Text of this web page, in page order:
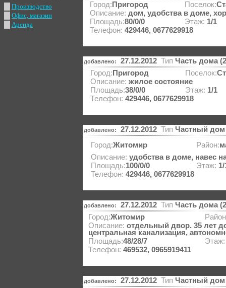
Производство
Офис, магазин
Аренда
Город: Пригород Поселок:
Описание: дом, удобства в доме,
Площадь:80/0/0 Этаж: 1/1
Телефон: 429446, 0677629918
добавлено: 27.12.2012 Тип Часть дома
Город: Пригород Поселок:
Описание: жилое состояние
Площадь:38/0/0 Этаж: 1/1
Телефон: 429446, 0677629918
добавлено: 27.12.2012 Тип Частный дом
Город:Житомир Район:
Описание: удобства в доме, навес
Площадь:100/0/0 Этаж: 1/
Телефон: 429446, 0677629918
добавлено: 27.12.2012 Тип Часть дома
Город:Житомир
Описание: отдельный двор. 35 лет
центральная канализация,
Площадь:48/28/7
Телефон: 469532, 0965919411
добавлено: 27.12.2012 Тип Частный дом